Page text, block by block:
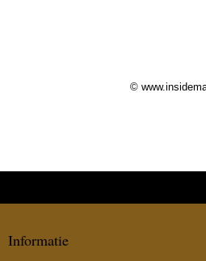
©
Informatie